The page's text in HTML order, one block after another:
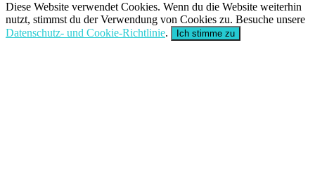
Diese Website verwendet Cookies. Wenn du die Website weiterhin
nutzt, stimmst du der Verwendung von Cookies zu. Besuche unsere
Datenschutz- und Cookie-Richtlinie. Ich stimme zu